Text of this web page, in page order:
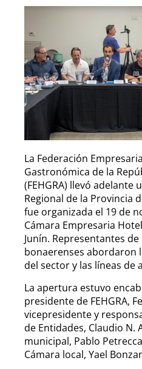
La Federación
Gastronómica de la
(FEHGRA) llevó adelante
Regional de la Provincia
fue organizada el 19 de
Cámara Empresaria
Junín. Representantes
bonaerenses abordaron
del sector y las líneas de
La apertura estuvo
presidente de FEHGRA,
vicepresidente y
de Entidades, Claudio N.
municipal, Pablo
Cámara local, Yael